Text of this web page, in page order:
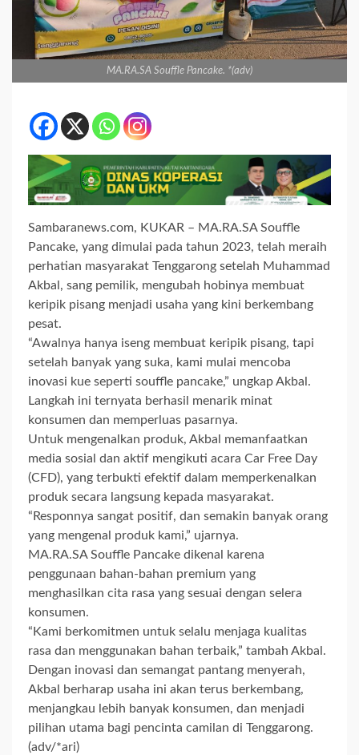
MA.RA.SA Souffle Pancake. *(adv)
Sambaranews.com, KUKAR – MA.RA.SA Souffle
Pancake, yang dimulai pada tahun 2023, telah meraih
perhatian masyarakat Tenggarong setelah Muhammad
Akbal, sang pemilik, mengubah hobinya membuat
keripik pisang menjadi usaha yang kini berkembang
pesat.
“Awalnya hanya iseng membuat keripik pisang, tapi
setelah banyak yang suka, kami mulai mencoba
inovasi kue seperti souffle pancake,” ungkap Akbal.
Langkah ini ternyata berhasil menarik minat
konsumen dan memperluas pasarnya.
Untuk mengenalkan produk, Akbal memanfaatkan
media sosial dan aktif mengikuti acara Car Free Day
(CFD), yang terbukti efektif dalam memperkenalkan
produk secara langsung kepada masyarakat.
“Responnya sangat positif, dan semakin banyak orang
yang mengenal produk kami,” ujarnya.
MA.RA.SA Souffle Pancake dikenal karena
penggunaan bahan-bahan premium yang
menghasilkan cita rasa yang sesuai dengan selera
konsumen.
“Kami berkomitmen untuk selalu menjaga kualitas
rasa dan menggunakan bahan terbaik,” tambah Akbal.
Dengan inovasi dan semangat pantang menyerah,
Akbal berharap usaha ini akan terus berkembang,
menjangkau lebih banyak konsumen, dan menjadi
pilihan utama bagi pencinta camilan di Tenggarong.
(adv/*ari)